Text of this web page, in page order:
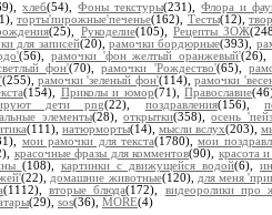
хлеб(54),Фоны текстуры(231),Флора и
торты'пирожные'печенье(162), Тесты(12),
(25), Рукоделие(105),Рецепты ЗОЖ
для записей(20), рамочки бордюрные(393),
(56),рамочки 'фон желтый оранжевый'(26),
фон'(70),рамочки 'Рождество'(65),
(255), рамочки 'зеленый фон'(114),рамочки
(154), Приколы и юмор(71),Православие
дети png(22), поздравления(156),
элементы(28), открытки(358),осень
(111), натюрморты(14), мысли вслух(203),
мои рамочки для текста(1780),мои
красочные фразы для комментов(90), красота
(108), картинки с движущейся водой(6),
(22), домашние животные(120), для меня
(1112),вторые блюда(172), видеоролики про
(29), sos(36), MORE(4)